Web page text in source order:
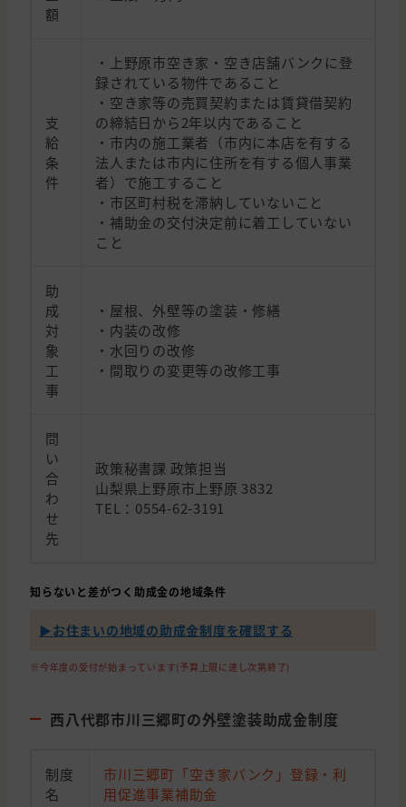
額
支
給
条
件
・上野原市空き家・空き店舗バンクに登
録されている物件であること
・空き家等の売買契約または賃貸借契約
の締結日から2年以内であること
・市内の施工業者（市内に本店を有する
法人または市内に住所を有する個人事業
者）で施工すること
・市区町村税を滞納していないこと
・補助金の交付決定前に着工していない
こと
助
成
対
象
工
事
・屋根、外壁等の塗装・修繕
・内装の改修
・水回りの改修
・間取りの変更等の改修工事
問
い
合
わ
せ
先
政策秘書課 政策担当
山梨県上野原市上野原 3832
TEL：0554-62-3191
知らないと差がつく助成金の地域条件
▶︎お住まいの地域の助成金制度を確認する
※今年度の受付が始まっています(予算上限に達し次第終了)
西八代郡市川三郷町の外壁塗装助成金制度
制度
名
市川三郷町「空き家バンク」登録・利
用促進事業補助金